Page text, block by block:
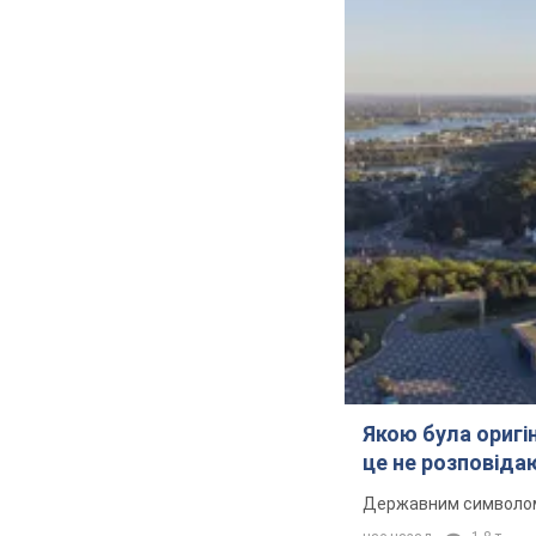
Якою була
це не
Державним символом